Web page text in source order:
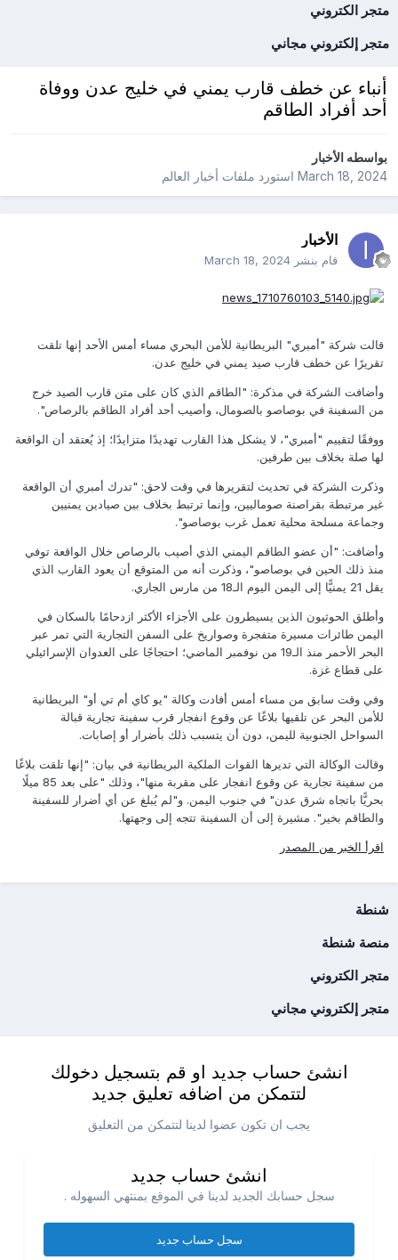
متجر الكتروني
متجر إلكتروني مجاني
أنباء عن خطف قارب يمني في خليج عدن ووفاة
أحد أفراد الطاقم
بواسطهالأخبار
March 18, 2024استورد ملفات أخبار العالم
الأخبار
قام بنشر March 18, 2024
قالت شركة "أمبري" البريطانية للأمن البحري مساء أمس الأحد إنها تلقت
تقريرًا عن خطف قارب صيد يمني في خليج عدن.
وأضافت الشركة في مذكرة: "الطاقم الذي كان على متن قارب الصيد خرج
من السفينة في بوصاصو بالصومال، وأصيب أحد أفراد الطاقم بالرصاص".
ووفقًا لتقييم "أمبري"، لا يشكل هذا القارب تهديدًا متزايدًا؛ إذ يُعتقد أن الواقعة
لها صلة بخلاف بين طرفين.
وذكرت الشركة في تحديث لتقريرها في وقت لاحق: "تدرك أمبري أن الواقعة
غير مرتبطة بقراصنة صوماليين، وإنما ترتبط بخلاف بين صيادين يمنيين
وجماعة مسلحة محلية تعمل غرب بوصاصو".
وأضافت: "أن عضو الطاقم اليمني الذي أصيب بالرصاص خلال الواقعة توفي
منذ ذلك الحين في بوصاصو"، وذكرت أنه من المتوقع أن يعود القارب الذي
يقل 21 يمنيًّا إلى اليمن اليوم الـ18 من مارس الجاري.
وأطلق الحوثيون الذين يسيطرون على الأجزاء الأكثر ازدحامًا بالسكان في
اليمن طائرات مسيرة متفجرة وصواريخ على السفن التجارية التي تمر عبر
البحر الأحمر منذ الـ19 من نوفمبر الماضي؛ احتجاجًا على العدوان الإسرائيلي
على قطاع غزة.
وفي وقت سابق من مساء أمس أفادت وكالة "يو كاي أم تي أو" البريطانية
للأمن البحر عن تلقيها بلاغًا عن وقوع انفجار قرب سفينة تجارية قبالة
السواحل الجنوبية لليمن، دون أن يتسبب ذلك بأضرار أو إصابات.
وقالت الوكالة التي تديرها القوات الملكية البريطانية في بيان: "إنها تلقت بلاغًا
من سفينة تجارية عن وقوع انفجار على مقربة منها"، وذلك "على بعد 85 ميلًا
بحريًّا باتجاه شرق عدن" في جنوب اليمن. و"لم يُبلغ عن أي أضرار للسفينة
والطاقم بخير". مشيرة إلى أن السفينة تتجه إلى وجهتها.
اقرأ الخبر من المصدر
شنطة
منصة شنطة
متجر الكتروني
متجر إلكتروني مجاني
انشئ حساب جديد او قم بتسجيل دخولك
لتتمكن من اضافه تعليق جديد
يجب ان تكون عضوا لدينا لتتمكن من التعليق
انشئ حساب جديد
سجل حسابك الجديد لدينا في الموقع بمنتهي السهوله .
سجل حساب جديد